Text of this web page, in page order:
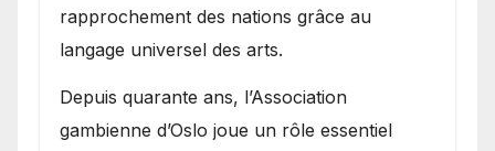
rapprochement des nations grâce au
langage universel des arts.
​Depuis quarante ans, l’Association
gambienne d’Oslo joue un rôle essentiel